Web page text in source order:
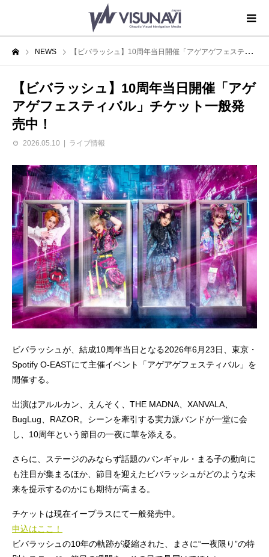
NEWS 【ビバラッシュ】10周年当日開催「アゲアゲフェスティバル」チケット一般発売中！
【ビバラッシュ】10周年当日開催「アゲ
アゲフェスティバル」チケット一般発
売中！
2026.05.10 ライブ情報
ビバラッシュが、結成10周年当日となる2026年6月23日、東京・
Spotify O-EASTにて主催イベント「アゲアゲフェスティバル」を
開催する。
出演はアルルカン、えんそく、THE MADNA、XANVALA、
BugLug、RAZOR。シーンを牽引する実力派バンドが一堂に会
し、10周年という節目の一夜に華を添える。
さらに、ステージのみならず話題のバンギャル・まる子の動向に
も注目が集まるほか、節目を迎えたビバラッシュがどのような未
来を提示するのかにも期待が高まる。
チケットは現在イープラスにて一般発売中。
申込はここ！
ビバラッシュの10年の軌跡が凝縮された、まさに“一夜限り”の特